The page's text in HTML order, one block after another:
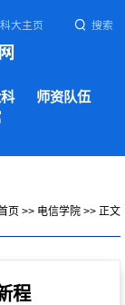
科大主页 搜索
师资队伍
页 >> 电信学院 >> 正文
程